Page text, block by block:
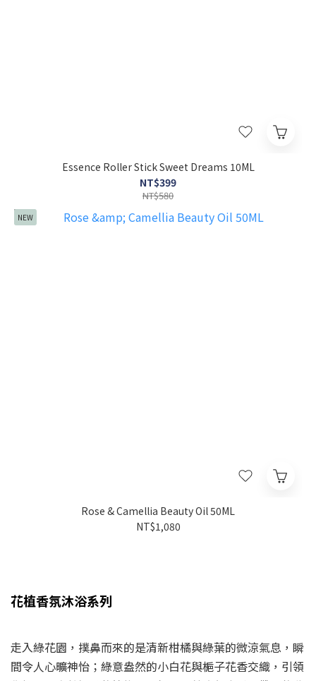
Essence Roller Stick Sweet Dreams 10ML
NT$399
NT$580
NEW
Rose & Camellia Beauty Oil 50ML
NT$1,080
花植香氛沐浴系列
走入綠花園，撲鼻而來的是清新柑橘與綠葉的微涼氣息，瞬
間令人心曠神怡；綠意盎然的小白花與梔子花香交織，引領